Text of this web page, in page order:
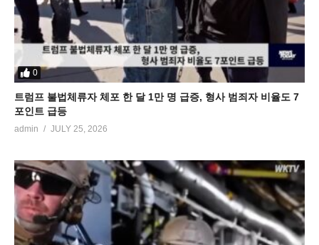
0
트럼프 불법체류자 체포 한 달 1만 명 급증, 형사 범죄자 비율도 7
포인트 급등
admin JULY 25, 2026